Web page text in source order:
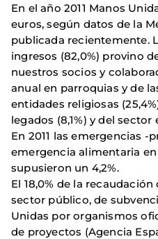
En el año 2011 Manos
euros, según datos de la
publicada recientemente.
ingresos (82,0%) provino
nuestros socios y
anual en parroquias y de
entidades religiosas
legados (8,1%) y del sector
En 2011 las emergencias
emergencia alimentaria
supusieron un 4,2%.
El 18,0% de la recaudación
sector público, de
Unidas por organismos
de proyectos (Agencia